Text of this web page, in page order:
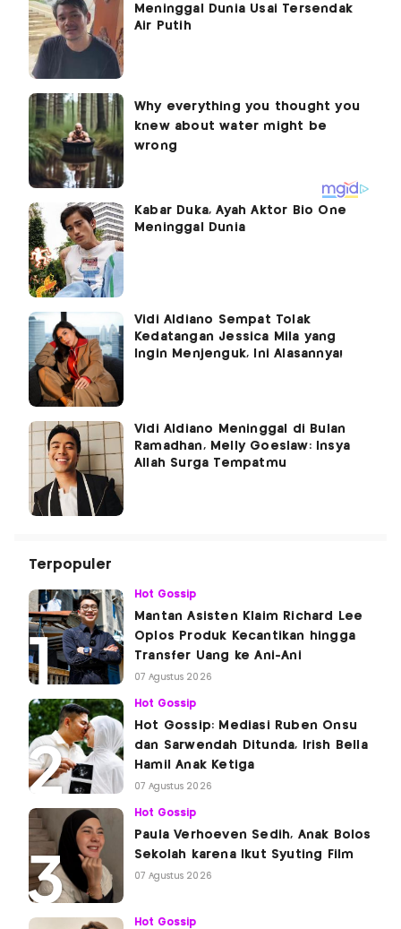
Meninggal Dunia Usai Tersendak
Air Putih
Kabar Duka, Ayah Aktor Bio One
Meninggal Dunia
Vidi Aldiano Sempat Tolak
Kedatangan Jessica Mila yang
Ingin Menjenguk, Ini Alasannya!
Vidi Aldiano Meninggal di Bulan
Ramadhan, Melly Goeslaw: Insya
Allah Surga Tempatmu
Terpopuler
Hot Gossip
Mantan Asisten Klaim Richard Lee
Oplos Produk Kecantikan hingga
Transfer Uang ke Ani-Ani
07 Agustus 2026
Hot Gossip
Hot Gossip: Mediasi Ruben Onsu
dan Sarwendah Ditunda, Irish Bella
Hamil Anak Ketiga
07 Agustus 2026
Hot Gossip
Paula Verhoeven Sedih, Anak Bolos
Sekolah karena Ikut Syuting Film
07 Agustus 2026
Hot Gossip